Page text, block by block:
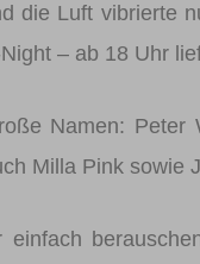
die Luft vibrierte
– ab 18 Uhr
Namen: Peter
Milla Pink sowie
einfach